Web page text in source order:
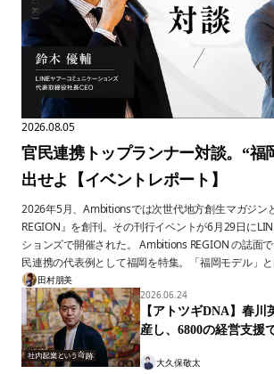
2026.08.05
官民連携トップランナー対談。“福
出せよ【イベントレポート】
2026年5月、Ambitionsでは次世代地方創生マガジン
REGION』を創刊。その刊行イベントが6月29日に
ションズで開催された。 Ambitions REGION の誌面では、全国に輸出する官
民連携の代表例として福岡を特集。「福岡モデル」と
解し、因数分解し、波及するか──。 イベントでは、その福岡モデルをさら
に深掘りすべく、特別セッション「福岡モデルを輸出
都市、そのすごみをメタ化する〜」を開催。本記事で
た内容をお届けする。
田村朋美
2026.06.24
【アトツギDNA】春川
産し、6800の経営支援